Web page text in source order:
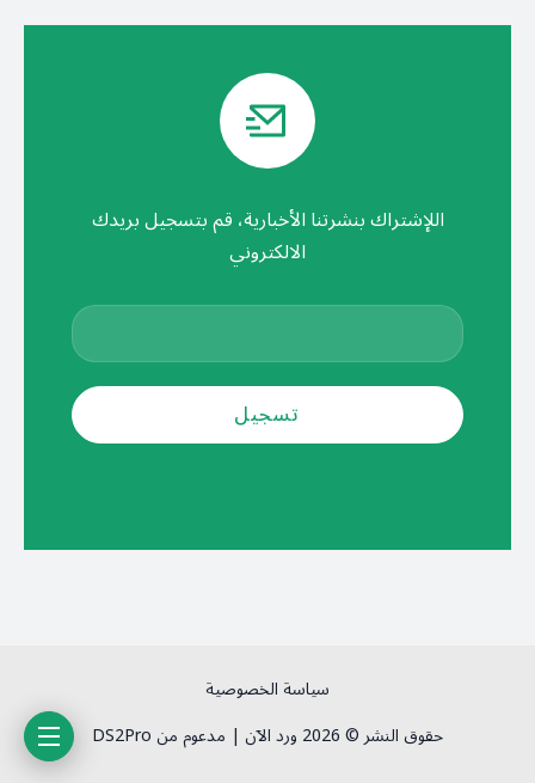
اللإشتراك بنشرتنا الأخبارية، قم بتسجيل بريدك
الالكتروني
سياسة الخصوصية
حقوق النشر © 2026 ورد الآن | مدعوم من DS2Pro